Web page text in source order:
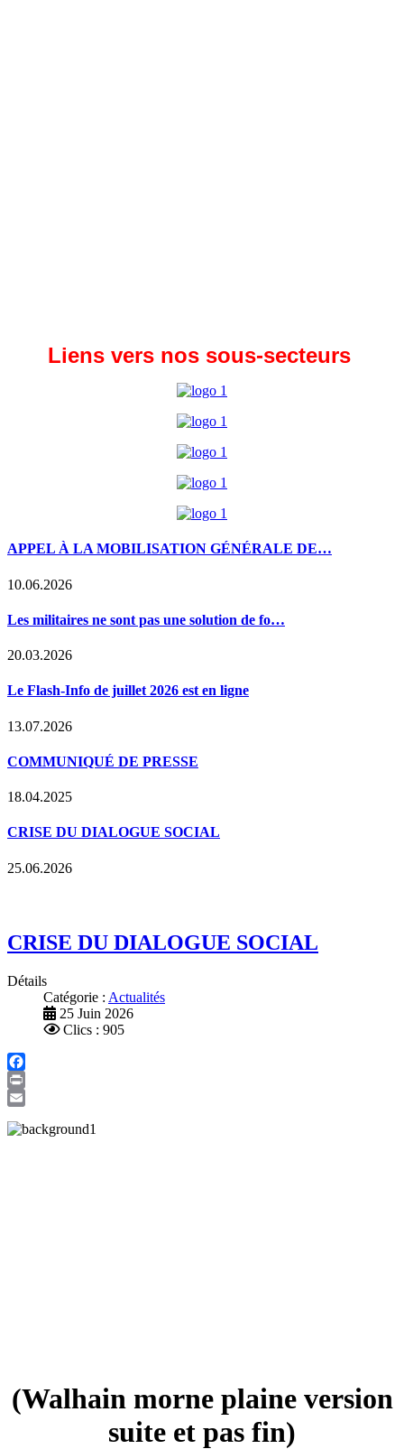
Liens vers nos sous-secteurs
APPEL À LA MOBILISATION GÉNÉRALE DE…
10.06.2026
Les militaires ne sont pas une solution de fo…
20.03.2026
Le Flash-Info de juillet 2026 est en ligne
13.07.2026
COMMUNIQUÉ DE PRESSE
18.04.2025
CRISE DU DIALOGUE SOCIAL
25.06.2026
CRISE DU DIALOGUE SOCIAL
Détails
Catégorie : Actualités
25 Juin 2026
Clics : 905
Facebook
Print
(Walhain morne plaine version
suite et pas fin)